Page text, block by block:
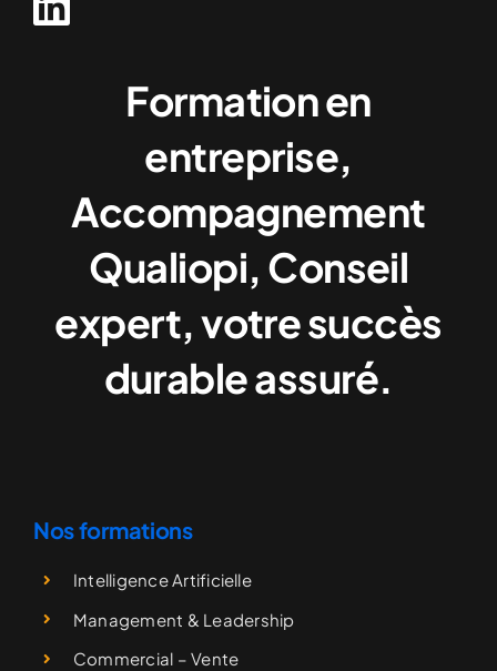
Formation en
entreprise,
Accompagnement
Qualiopi, Conseil
expert, votre succès
durable assuré.
Nos formations
Intelligence Artificielle
Management & Leadership
Commercial – Vente